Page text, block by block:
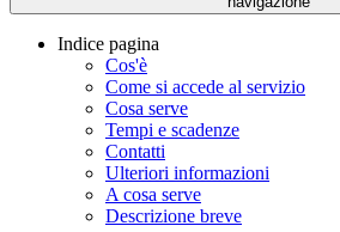
Indice pagina
Cos'è
Come si accede al servizio
Cosa serve
Tempi e scadenze
Contatti
Ulteriori informazioni
A cosa serve
Descrizione breve